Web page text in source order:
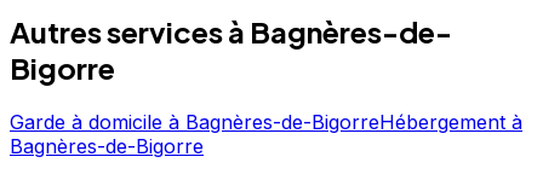
organiser la garde de votre chien. GodoG B2B est un
professionnel du service canin situé à Bagnères-de-
Bigorre. Noté 5/5 ⭐⭐⭐⭐⭐ sur Google Maps avec 8 avis.
Autres services à Bagnères-de-
Bigorre
Garde à domicile à Bagnères-de-BigorreHébergement à
Bagnères-de-Bigorre